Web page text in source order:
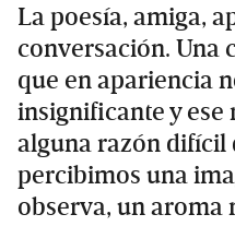
La poesía, amiga,
conversación. Una
que en apariencia
insignificante y
alguna razón difícil
percibimos una
observa, un aroma